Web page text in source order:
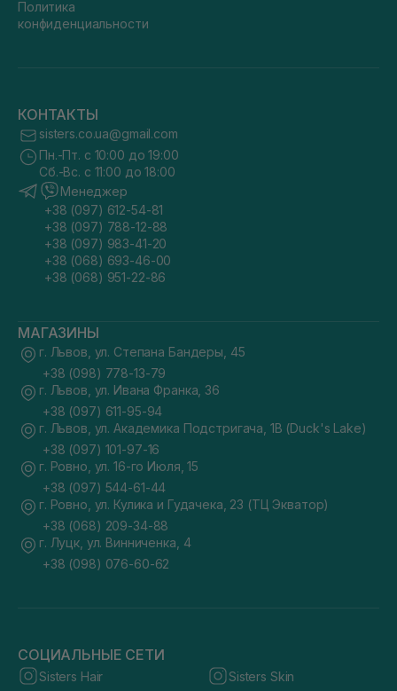
Политика
конфиденциальности
КОНТАКТЫ
sisters.co.ua@gmail.com
Пн.-Пт. с 10:00 до 19:00
Сб.-Вс. с 11:00 до 18:00
Менеджер
+38 (097) 612-54-81
+38 (097) 788-12-88
+38 (097) 983-41-20
+38 (068) 693-46-00
+38 (068) 951-22-86
МАГАЗИНЫ
г. Львов, ул. Степана Бандеры, 45
+38 (098) 778-13-79
г. Львов, ул. Ивана Франка, 36
+38 (097) 611-95-94
г. Львов, ул. Академика Подстригача, 1В (Duck's Lake)
+38 (097) 101-97-16
г. Ровно, ул. 16-го Июля, 15
+38 (097) 544-61-44
г. Ровно, ул. Кулика и Гудачека, 23 (ТЦ Экватор)
+38 (068) 209-34-88
г. Луцк, ул. Винниченка, 4
+38 (098) 076-60-62
СОЦИАЛЬНЫЕ СЕТИ
Sisters Hair Sisters Skin